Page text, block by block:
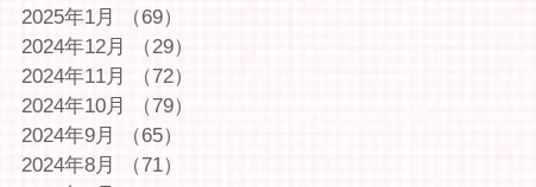
2025年1月
（69）
2024年12月
（29）
2024年11月
（72）
2024年10月
（79）
2024年9月
（65）
2024年8月
（71）